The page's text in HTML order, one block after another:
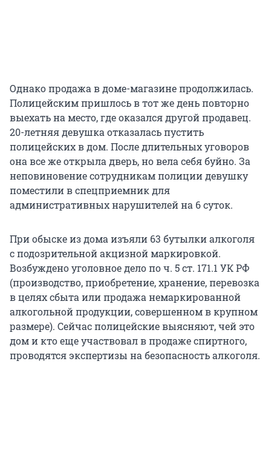
Однако продажа в доме-магазине продолжилась.
Полицейским пришлось в тот же день повторно
выехать на место, где оказался другой продавец.
20-летняя девушка отказалась пустить
полицейских в дом. После длительных уговоров
она все же открыла дверь, но вела себя буйно. За
неповиновение сотрудникам полиции девушку
поместили в спецприемник для
административных нарушителей на 6 суток.
При обыске из дома изъяли 63 бутылки алкоголя
с подозрительной акцизной маркировкой.
Возбуждено уголовное дело по ч. 5 ст. 171.1 УК РФ
(производство, приобретение, хранение, перевозка
в целях сбыта или продажа немаркированной
алкогольной продукции, совершенном в крупном
размере). Сейчас полицейские выясняют, чей это
дом и кто еще участвовал в продаже спиртного,
проводятся экспертизы на безопасность алкоголя.